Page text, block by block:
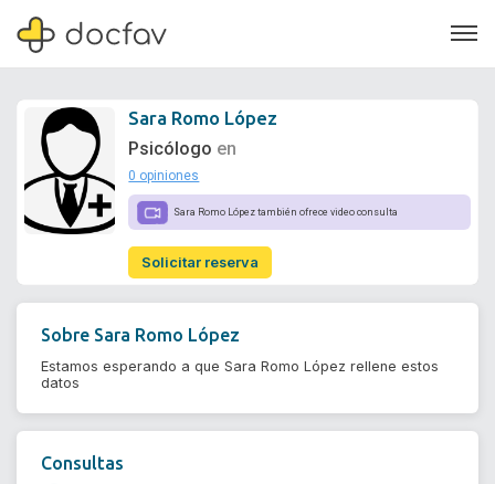
Soporte
Quiénes somos
¿Eres un doctor?
Sara Romo López
Psicólogo en
0 opiniones
Sara Romo López también ofrece video consulta
Solicitar reserva
Sobre Sara Romo López
Estamos esperando a que Sara Romo López rellene estos
datos
Consultas